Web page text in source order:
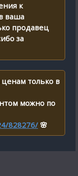
к
ваша
продавец
за
только в
можно по
828276/ 🌸